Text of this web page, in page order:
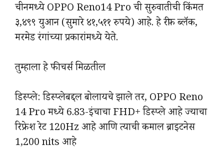
चीनमध्ये OPPO Reno14 Pro ची सुरुवातीची किंमत
३,४९९ युआन (सुमारे ४१,५११ रुपये) आहे. हे रीफ ब्लॅक,
मरमेड रंगांच्या प्रकारांमध्ये येते.
तुम्हाला हे फीचर्स मिळतील
डिस्प्ले: डिस्प्लेबद्दल बोलायचे झाले तर, OPPO Reno
14 Pro मध्ये 6.83-इंचाचा FHD+ डिस्प्ले आहे ज्याचा
रिफ्रेश रेट 120Hz आहे आणि त्याची कमाल ब्राइटनेस
1,200 nits आहे